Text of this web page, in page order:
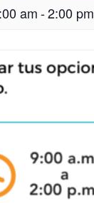
am-2:00 pm